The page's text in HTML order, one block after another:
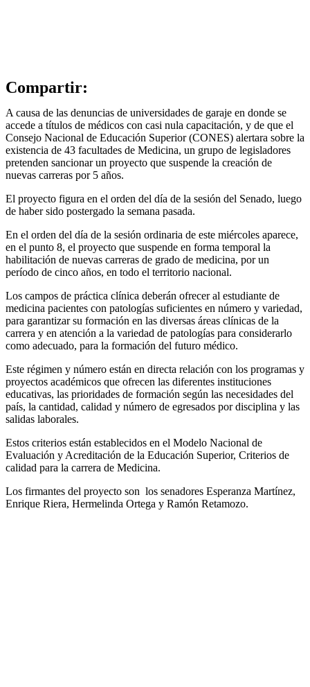
Compartir:
A causa de las denuncias de universidades de garaje en donde se
accede a títulos de médicos con casi nula capacitación, y de que el
Consejo Nacional de Educación Superior (CONES) alertara sobre la
existencia de 43 facultades de Medicina, un grupo de legisladores
pretenden sancionar un proyecto que suspende la creación de
nuevas carreras por 5 años.
El proyecto figura en el orden del día de la sesión del Senado, luego
de haber sido postergado la semana pasada.
En el orden del día de la sesión ordinaria de este miércoles aparece,
en el punto 8, el proyecto que suspende en forma temporal la
habilitación de nuevas carreras de grado de medicina, por un
período de cinco años, en todo el territorio nacional.
Los campos de práctica clínica deberán ofrecer al estudiante de
medicina pacientes con patologías suficientes en número y variedad,
para garantizar su formación en las diversas áreas clínicas de la
carrera y en atención a la variedad de patologías para considerarlo
como adecuado, para la formación del futuro médico.
Este régimen y número están en directa relación con los programas y
proyectos académicos que ofrecen las diferentes instituciones
educativas, las prioridades de formación según las necesidades del
país, la cantidad, calidad y número de egresados por disciplina y las
salidas laborales.
Estos criterios están establecidos en el Modelo Nacional de
Evaluación y Acreditación de la Educación Superior, Criterios de
calidad para la carrera de Medicina.
Los firmantes del proyecto son los senadores Esperanza Martínez,
Enrique Riera, Hermelinda Ortega y Ramón Retamozo.